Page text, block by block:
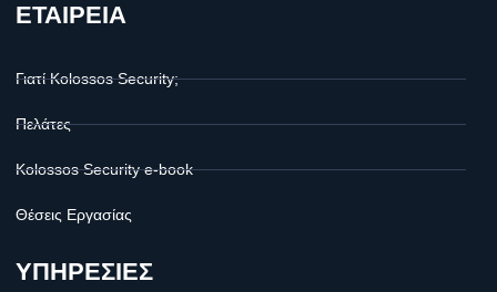
ΕΤΑΙΡΕΙΑ
Γιατί Kolossos Security;
Πελάτες
Kolossos Security e-book
Θέσεις Εργασίας
ΥΠΗΡΕΣΙΕΣ